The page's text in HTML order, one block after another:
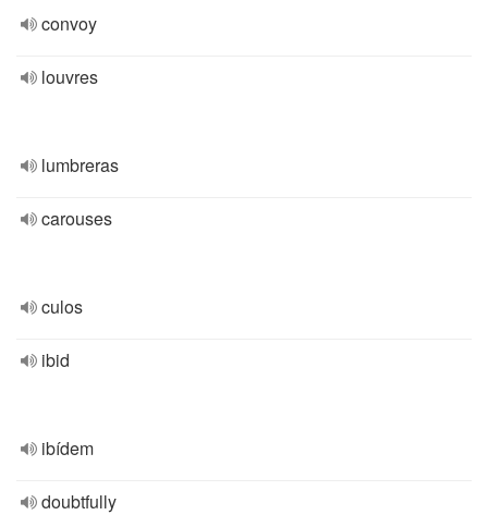
convoy
louvres
lumbreras
carouses
culos
ibid
ibídem
doubtfully